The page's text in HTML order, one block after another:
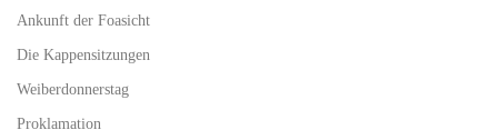
Ankunft der Foasicht
Die Kappensitzungen
Weiberdonnerstag
Proklamation